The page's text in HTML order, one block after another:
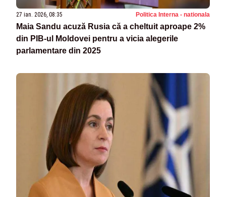
27 ian. 2026, 08:35 Politica Interna - nationala
Maia Sandu acuză Rusia că a cheltuit aproape 2%
din PIB-ul Moldovei pentru a vicia alegerile
parlamentare din 2025